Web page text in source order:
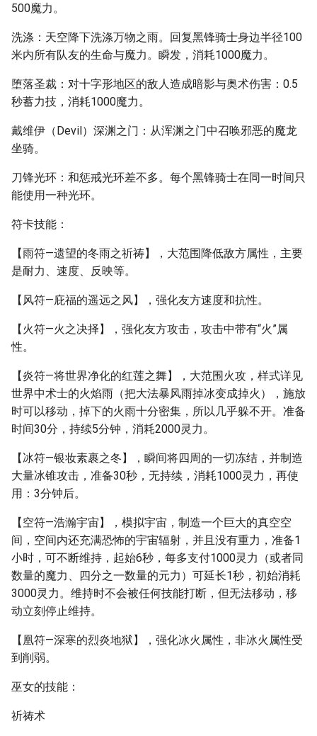
500魔力。
洗涤：天空降下洗涤万物之雨。回复黑锋骑士身边半径100
米内所有队友的生命与魔力。瞬发，消耗1000魔力。
堕落圣裁：对十字形地区的敌人造成暗影与奥术伤害：0.5
秒蓄力技，消耗1000魔力。
戴维伊（Devil）深渊之门：从浑渊之门中召唤邪恶的魔龙
坐骑。
刀锋光环：和惩戒光环差不多。每个黑锋骑士在同一时间只
能使用一种光环。
符卡技能：
【雨符—遗望的冬雨之祈祷】，大范围降低敌方属性，主要
是耐力、速度、反映等。
【风符—庇福的遥远之风】，强化友方速度和抗性。
【火符—火之决择】，强化友方攻击，攻击中带有“火”属
性。
【炎符—将世界净化的红莲之舞】，大范围火攻，样式详见
世界中术士的火焰雨（把大法暴风雨掉冰变成掉火），施放
时可以移动，掉下的火雨十分密集，所以几乎躲不开。准备
时间30分，持续5分钟，消耗2000灵力。
【冰符—银妆素裹之冬】，瞬间将四周的一切冻结，并制造
大量冰锥攻击，准备30秒，无持续，消耗1000灵力，再使
用：3分钟后。
【空符—浩瀚宇宙】，模拟宇宙，制造一个巨大的真空空
间，空间内还充满恐怖的宇宙辐射，并且没有重力，准备1
小时，可不断维持，起始6秒，每多支付1000灵力（或者同
数量的魔力、四分之一数量的元力）可延长1秒，初始消耗
3000灵力。维持时不会被任何技能打断，但无法移动，移
动立刻停止维持。
【凰符—深寒的烈炎地狱】，强化冰火属性，非冰火属性受
到削弱。
巫女的技能：
祈祷术